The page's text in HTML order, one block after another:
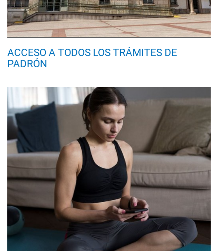
ACCESO A TODOS LOS TRÁMITES DE
PADRÓN